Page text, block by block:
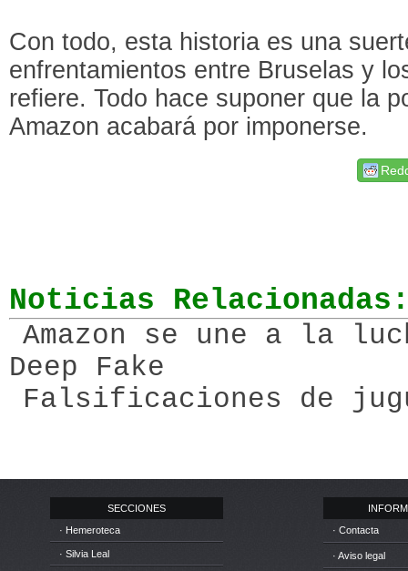
Con todo, esta historia es una
enfrentamientos entre Bruselas y
refiere. Todo hace suponer que la
Amazon acabará por imponerse.
Noticias
Amazon se une a la
Deep Fake
Falsificaciones de
SECCIONES
· Hemeroteca
· Silvia Leal
· Contacta
· Aviso legal